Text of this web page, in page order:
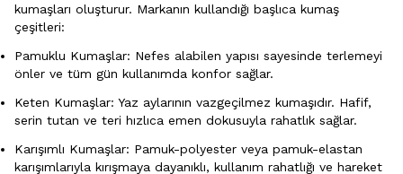
kumaşları oluşturur. Markanın kullandığı başlıca kumaş
çeşitleri:
Pamuklu Kumaşlar: Nefes alabilen yapısı sayesinde terlemeyi
önler ve tüm gün kullanımda konfor sağlar.
Keten Kumaşlar: Yaz aylarının vazgeçilmez kumaşıdır. Hafif,
serin tutan ve teri hızlıca emen dokusuyla rahatlık sağlar.
Karışımlı Kumaşlar: Pamuk-polyester veya pamuk-elastan
karışımlarıyla kırışmaya dayanıklı, kullanım rahatlığı ve hareket